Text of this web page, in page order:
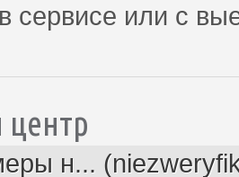
сервисе или с
н...